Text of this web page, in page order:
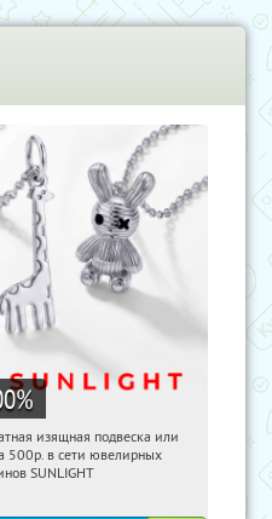
%
Получили:
изящная подвеска или
500р. в сети ювелирных
SUNLIGHT